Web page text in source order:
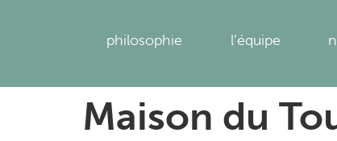
philosophie l’équipe
Maison du